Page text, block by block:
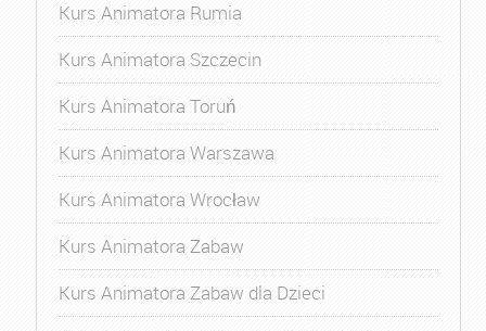
Kurs Animatora Rumia
Kurs Animatora Szczecin
Kurs Animatora Toruń
Kurs Animatora Warszawa
Kurs Animatora Wrocław
Kurs Animatora Zabaw
Kurs Animatora Zabaw dla Dzieci